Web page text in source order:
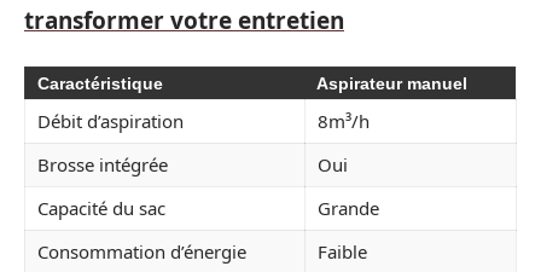
transformer votre entretien
Caractéristique Aspirateur manuel
Débit d’aspiration
8m³/h
Brosse intégrée
Oui
Capacité du sac
Grande
Consommation d’énergie
Faible